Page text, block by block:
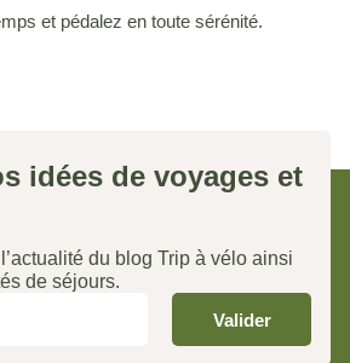
et pédalez en toute sérénité.
idées de voyages et
du blog Trip à vélo ainsi
de séjours.
Valider